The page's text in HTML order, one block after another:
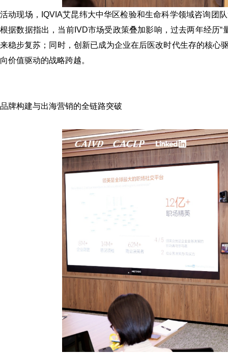
活动现场，IQVIA艾昆纬大中华区检验和生命科学领域咨询团
根据数据指出，当前IVD市场受政策叠加影响，过去两年经历
来稳步复苏；同时，创新已成为企业在后医改时代生存的核心
向价值驱动的战略跨越。
品牌构建与出海营销的全链路突破